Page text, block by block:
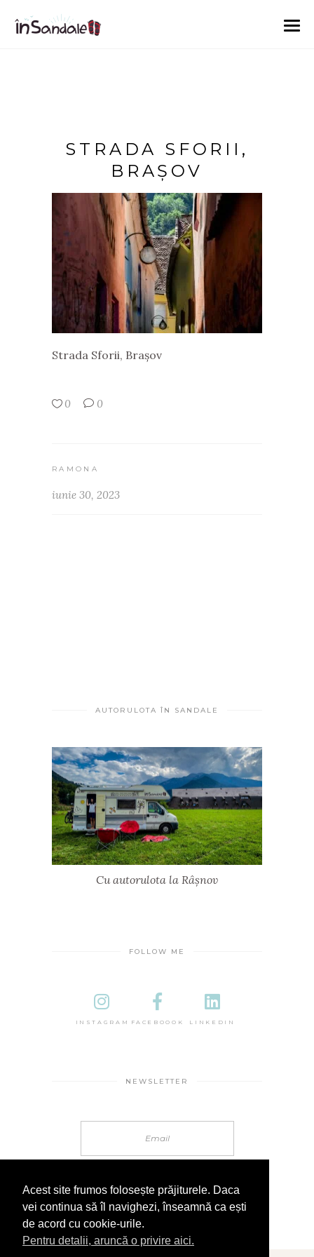
STRADA SFORII,
BRAȘOV
Strada Sforii, Brașov
0 0
RAMONA
iunie 30, 2023
AUTORULOTA ÎN SANDALE
Cu autorulota la Râșnov
FOLLOW ME
INSTAGRAM FACEBOOOK LINKEDIN
NEWSLETTER
Acest site frumos folosește prăjiturele. Daca
vei continua să îl navighezi, înseamnă ca ești
de acord cu cookie-urile.
Pentru detalii, aruncă o privire aici.